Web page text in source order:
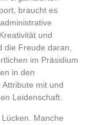
braucht es
und
die Freude daran,
im Präsidium
in den
mit und
Leidenschaft.
Manche